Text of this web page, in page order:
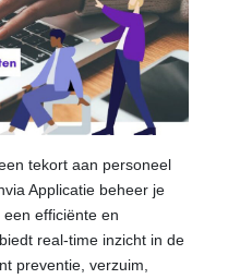
tekort aan personeel
Applicatie beheer je
efficiënte en
real-time inzicht in de
preventie, verzuim,